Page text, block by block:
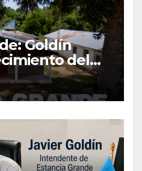
Goldín
del
nuevas
su gestión